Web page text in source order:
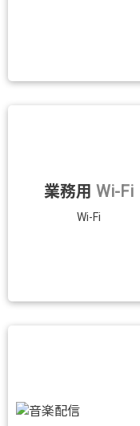
業務用 Wi-Fi
Wi-Fi